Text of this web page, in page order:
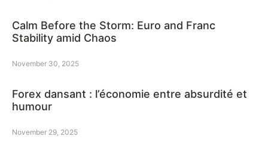
Calm Before the Storm: Euro and Franc
Stability amid Chaos
November 30, 2025
Forex dansant : l’économie entre absurdité et
humour
November 29, 2025